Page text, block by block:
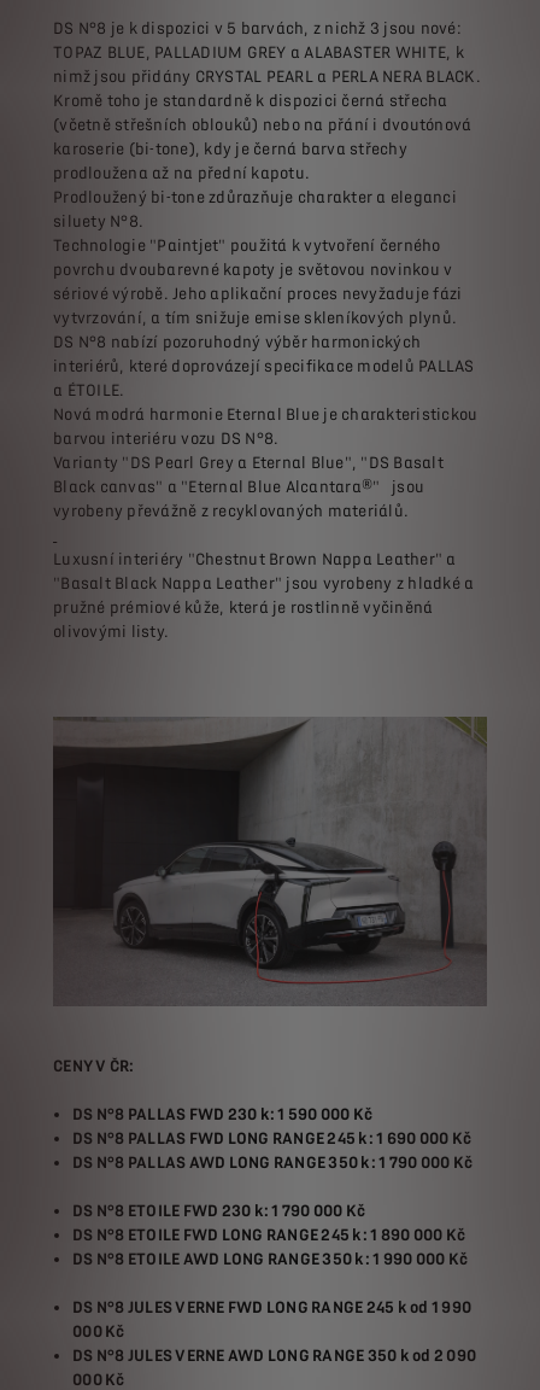
DS N°8 je k dispozici v 5 barvách, z nichž 3 jsou nové:
TOPAZ BLUE, PALLADIUM GREY a ALABASTER WHITE, k
nimž jsou přidány CRYSTAL PEARL a PERLA NERA BLACK.
Kromě toho je standardně k dispozici černá střecha
(včetně střešních oblouků) nebo na přání i dvoutónová
karoserie (bi-tone), kdy je černá barva střechy
prodloužena až na přední kapotu.
Prodloužený bi-tone zdůrazňuje charakter a eleganci
siluety N°8.
Technologie "Paintjet" použitá k vytvoření černého
povrchu dvoubarevné kapoty je světovou novinkou v
sériové výrobě. Jeho aplikační proces nevyžaduje fázi
vytvrzování, a tím snižuje emise skleníkových plynů.
DS N°8 nabízí pozoruhodný výběr harmonických
interiérů, které doprovázejí specifikace modelů PALLAS
a ÉTOILE.
Nová modrá harmonie Eternal Blue je charakteristickou
barvou interiéru vozu DS N°8.
Varianty "DS Pearl Grey a Eternal Blue", "DS Basalt
Black canvas" a "Eternal Blue Alcantara®" jsou
vyrobeny převážně z recyklovaných materiálů.
Luxusní interiéry "Chestnut Brown Nappa Leather" a
"Basalt Black Nappa Leather" jsou vyrobeny z hladké a
pružné prémiové kůže, která je rostlinně vyčiněná
olivovými listy.
CENY V ČR:
DS N°8 PALLAS FWD 230 k: 1 590 000 Kč
DS N°8 PALLAS FWD LONG RANGE 245 k: 1 690 000 Kč
DS N°8 PALLAS AWD LONG RANGE 350 k: 1 790 000 Kč
DS N°8 ETOILE FWD 230 k: 1 790 000 Kč
DS N°8 ETOILE FWD LONG RANGE 245 k: 1 890 000 Kč
DS N°8 ETOILE AWD LONG RANGE 350 k: 1 990 000 Kč
DS N°8 JULES VERNE FWD LONG RANGE 245 k od 1 990
000 Kč
DS N°8 JULES VERNE AWD LONG RANGE 350 k od 2 090
000 Kč